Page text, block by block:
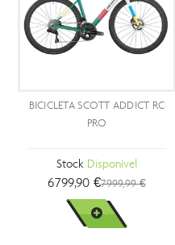
BICICLETA SCOTT ADDICT RC
Disponível
6799,90 €7999,99 €
VER MAIS